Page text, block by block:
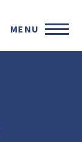
MENU